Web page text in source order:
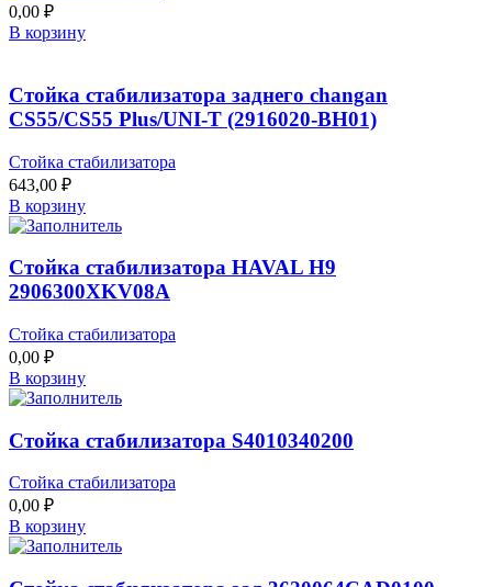
0,00 ₽
В корзину
Стойка стабилизатора заднего changan
CS55/CS55 Plus/UNI-T (2916020-BH01)
Стойка стабилизатора
643,00 ₽
В корзину
Стойка стабилизатора HAVAL H9
2906300XKV08A
Стойка стабилизатора
0,00 ₽
В корзину
Стойка стабилизатора S4010340200
Стойка стабилизатора
0,00 ₽
В корзину